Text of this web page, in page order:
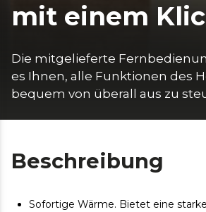
mit einem
Die mitgelieferte
es Ihnen, alle Funktionen des
bequem von überall aus zu
Beschreibung
Sofortige Wärme. Bietet eine